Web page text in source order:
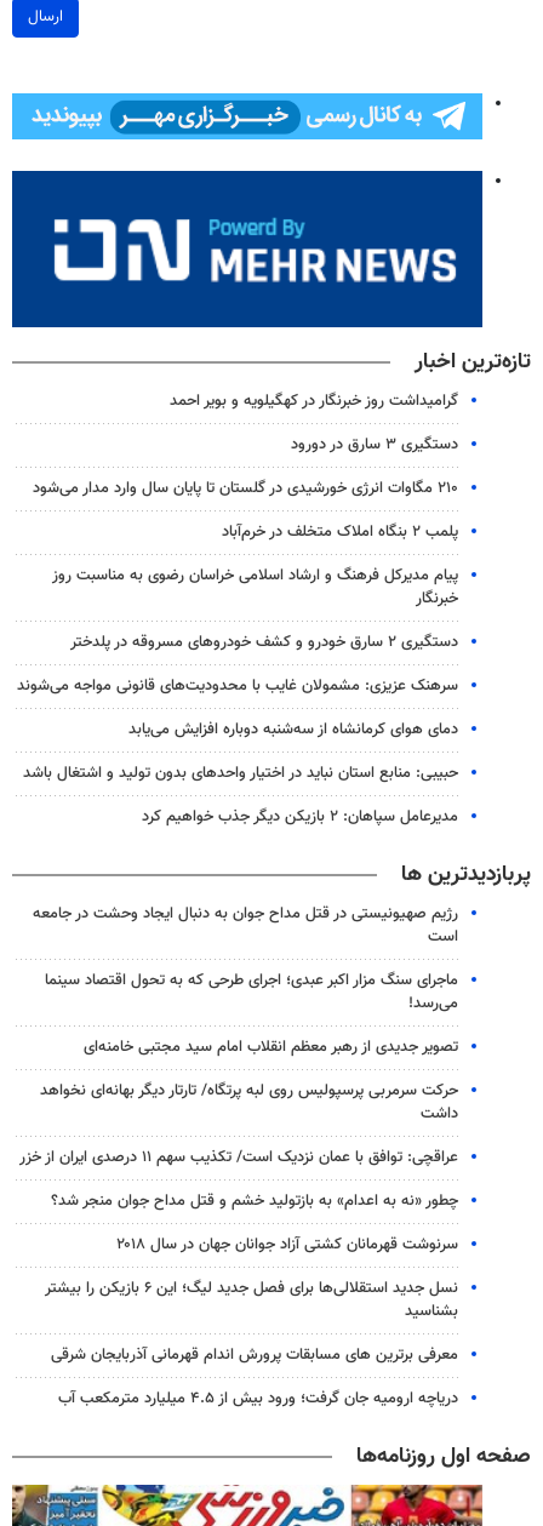
ارسال
تازه‌ترین اخبار
گرامیداشت روز خبرنگار در کهگیلویه و بویر احمد
دستگیری ۳ سارق در دورود
۲۱۰ مگاوات انرژی خورشیدی در گلستان تا پایان سال وارد مدار می‌شود
پلمب ۲ بنگاه املاک متخلف در خرم‌آباد
پیام مدیرکل فرهنگ و ارشاد اسلامی خراسان رضوی به مناسبت روز
خبرنگار
دستگیری ۲ سارق خودرو و کشف خودروهای مسروقه در پلدختر
سرهنک عزیزی: مشمولان غایب با محدودیت‌های قانونی مواجه می‌شوند
دمای هوای کرمانشاه از سه‌شنبه دوباره افزایش می‌یابد
حبیبی: منابع استان نباید در اختیار واحدهای بدون تولید و اشتغال باشد
مدیرعامل سپاهان: ۲ بازیکن دیگر جذب خواهیم کرد
پربازدیدترین ها
رژیم صهیونیستی در قتل مداح جوان به دنبال ایجاد وحشت در جامعه
است
ماجرای سنگ مزار اکبر عبدی؛ اجرای طرحی که به تحول اقتصاد سینما
می‌رسد!
تصویر جدیدی از رهبر معظم انقلاب امام سید مجتبی خامنه‌ای
حرکت سرمربی پرسپولیس روی لبه پرتگاه/ تارتار دیگر بهانه‌ای نخواهد
داشت
عراقچی: توافق با عمان نزدیک است/ تکذیب سهم ۱۱ درصدی ایران از خزر
چطور «نه به اعدام» به بازتولید خشم و قتل مداح جوان منجر شد؟
سرنوشت قهرمانان کشتی آزاد جوانان جهان در سال ۲۰۱۸
نسل جدید استقلالی‌ها برای فصل جدید لیگ؛ این ۶ بازیکن را بیشتر
بشناسید
معرفی برترین های مسابقات پرورش اندام قهرمانی آذربایجان شرقی
دریاچه ارومیه جان گرفت؛ ورود بیش از ۴.۵ میلیارد مترمکعب آب
صفحه اول روزنامه‌ها